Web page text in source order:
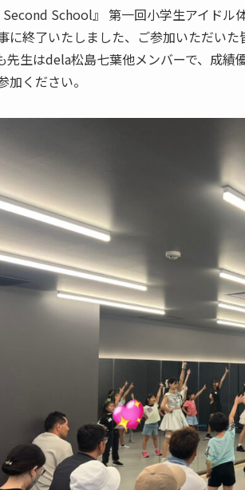
Second School』 第一回小学生アイド
に終了いたしました、ご参加いただい
先生はdela松島七葉他メンバーで、成績
加ください。